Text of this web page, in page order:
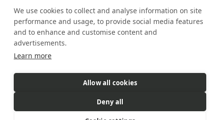
Nossos planos
Benefícios
Como funciona
Contato
eSIM é um produto comercializado pela Gigs. A Gigs é responsável
por todas as vendas, faturamento e atendimento ao cliente.
© 2026 Gigs. All Rights Reserved.
We use cookies to collect and analyse information on site
performance and usage, to provide social media features
and to enhance and customise content and
advertisements.
Learn more
Allow all cookies
Deny all